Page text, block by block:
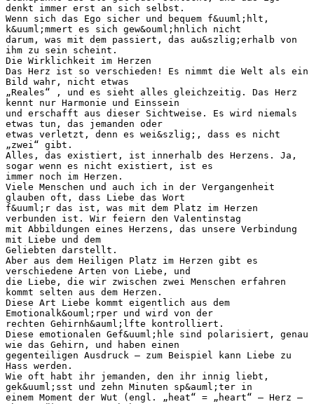
denkt immer erst an sich selbst.
Wenn sich das Ego sicher und bequem f&uuml;hlt,
k&uuml;mmert es sich gew&ouml;hnlich nicht
darum, was mit dem passiert, das au&szlig;erhalb von
ihm zu sein scheint.
Die Wirklichkeit im Herzen
Das Herz ist so verschieden! Es nimmt die Welt als ein
Bild wahr, nicht etwas
„Reales“ , und es sieht alles gleichzeitig. Das Herz
kennt nur Harmonie und Einssein
und erschafft aus dieser Sichtweise. Es wird niemals
etwas tun, das jemanden oder
etwas verletzt, denn es wei&szlig;, dass es nicht
„zwei“ gibt.
Alles, das existiert, ist innerhalb des Herzens. Ja,
sogar wenn es nicht existiert, ist es
immer noch im Herzen.
Viele Menschen und auch ich in der Vergangenheit
glauben oft, dass Liebe das Wort
f&uuml;r das ist, was mit dem Platz im Herzen
verbunden ist. Wir feiern den Valentinstag
mit Abbildungen eines Herzens, das unsere Verbindung
mit Liebe und dem
Geliebten darstellt.
Aber aus dem Heiligen Platz im Herzen gibt es
verschiedene Arten von Liebe, und
die Liebe, die wir zwischen zwei Menschen erfahren
kommt selten aus dem Herzen.
Diese Art Liebe kommt eigentlich aus dem
Emotionalk&ouml;rper und wird von der
rechten Gehirnh&auml;lfte kontrolliert.
Diese emotionalen Gef&uuml;hle sind polarisiert, genau
wie das Gehirn, und haben einen
gegenteiligen Ausdruck – zum Beispiel kann Liebe zu
Hass werden.
Wie oft habt ihr jemanden, den ihr innig liebt,
gek&uuml;sst und zehn Minuten sp&auml;ter in
einem Moment der Wut (engl. „heat“ = „heart“ – Herz –